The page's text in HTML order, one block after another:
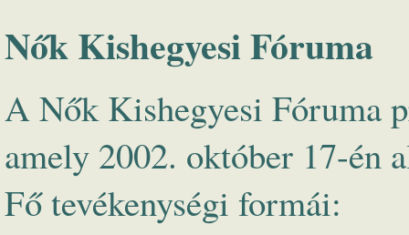
Nők Kishegyesi Fóruma
A Nők Kishegyesi Fóruma
amely 2002. október 17-én
Fő tevékenységi formái: